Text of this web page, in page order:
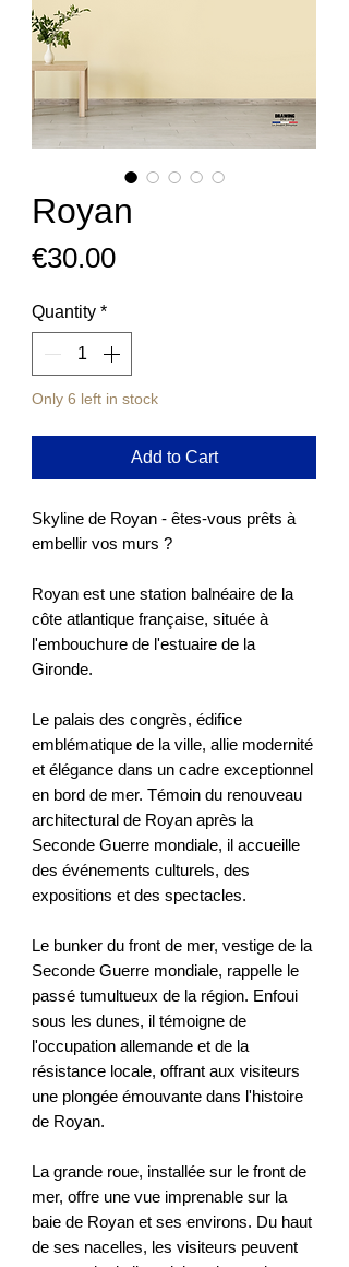
Royan
€30.00Price
Quantity *
Only 6 left in stock
Add to Cart
Skyline de Royan - êtes-vous prêts à
embellir vos murs ?
Royan est une station balnéaire de la
côte atlantique française, située à
l'embouchure de l'estuaire de la
Gironde.
Le palais des congrès, édifice
emblématique de la ville, allie modernité
et élégance dans un cadre exceptionnel
en bord de mer. Témoin du renouveau
architectural de Royan après la
Seconde Guerre mondiale, il accueille
des événements culturels, des
expositions et des spectacles.
Le bunker du front de mer, vestige de la
Seconde Guerre mondiale, rappelle le
passé tumultueux de la région. Enfoui
sous les dunes, il témoigne de
l'occupation allemande et de la
résistance locale, offrant aux visiteurs
une plongée émouvante dans l'histoire
de Royan.
La grande roue, installée sur le front de
mer, offre une vue imprenable sur la
baie de Royan et ses environs. Du haut
de ses nacelles, les visiteurs peuvent